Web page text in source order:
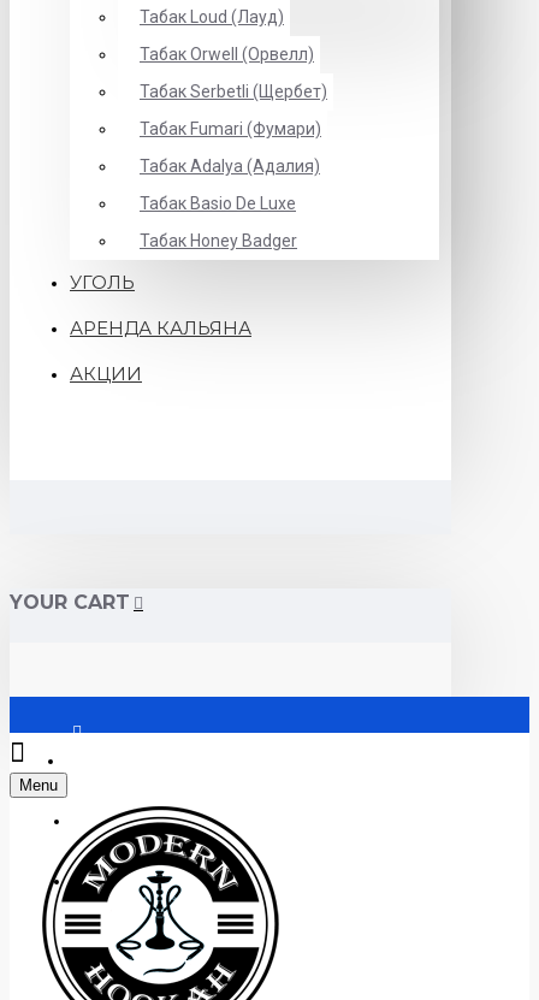
Табак Loud (Лауд)
Табак Orwell (Орвелл)
Табак Serbetli (Щербет)
Табак Fumari (Фумари)
Табак Adalya (Адалия)
Табак Basio De Luxe
Табак Honey Badger
УГОЛЬ
АРЕНДА КАЛЬЯНА
АКЦИИ
YOUR CART
Регистрация
+38 (095) 945 04 33
Menu